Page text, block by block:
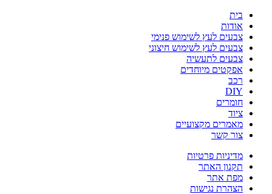
בית
אודות
צבעים לעץ לשימוש פנימי
צבעים לעץ לשימוש חיצוני
צבעים לתעשיה
אפקטים מיוחדים
רכב
DIY
חומרים
ציוד
מאמרים מקצועיים
צור קשר
מדיניות פרטיות
תקנון האתר
מפת אתר
הצהרת נגישות